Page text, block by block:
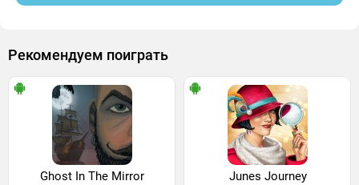
Рекомендуем поиграть
Ghost In The Mirror Junes Journey